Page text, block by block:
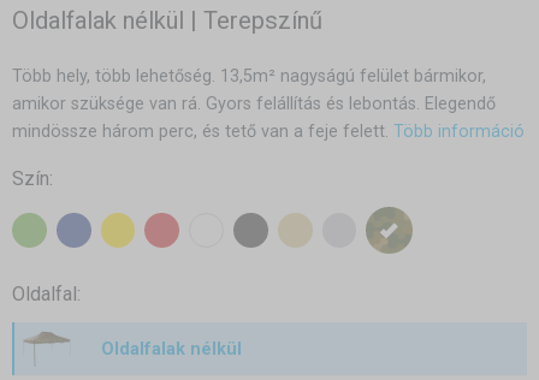
Oldalfalak nélkül | Terepszínű
Több hely, több lehetőség. 13,5m² nagyságú felület bármikor,
amikor szüksége van rá. Gyors felállítás és lebontás. Elegendő
mindössze három perc, és tető van a feje felett. Több információ
Szín:
Oldalfal:
Oldalfalak nélkül